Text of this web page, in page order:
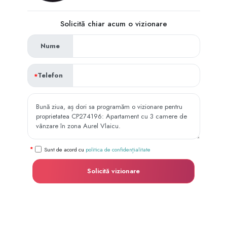
Solicită chiar acum o vizionare
Nume
Telefon
Sunt de acord cu politica de confidențialitate
Solicită vizionare